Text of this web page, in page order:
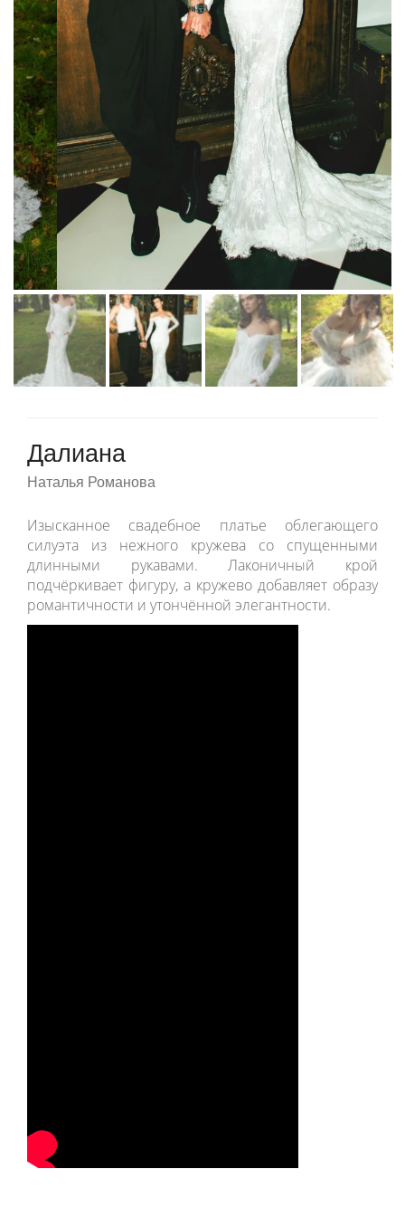
BELFASO
Lussano
Naviblue
Olivia Bottega
Все платья
Контакты
Отзывы
О салоне
Далиана
Наталья Романова
Изысканное свадебное платье облегающего
силуэта из нежного кружева со спущенными
длинными рукавами. Лаконичный крой
подчёркивает фигуру, а кружево добавляет образу
романтичности и утончённой элегантности.